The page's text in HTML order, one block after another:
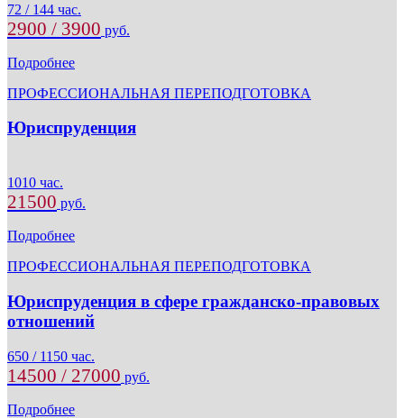
72 / 144 час.
2900 / 3900 руб.
Подробнее
ПРОФЕССИОНАЛЬНАЯ ПЕРЕПОДГОТОВКА
Юриспруденция
1010 час.
21500 руб.
Подробнее
ПРОФЕССИОНАЛЬНАЯ ПЕРЕПОДГОТОВКА
Юриспруденция в сфере гражданско-правовых
отношений
650 / 1150 час.
14500 / 27000 руб.
Подробнее